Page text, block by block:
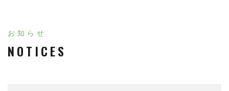
お知らせ
NOTICES